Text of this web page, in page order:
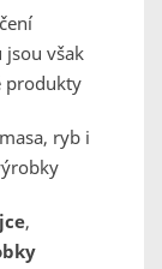
jsou však
produkty
ryb i
,